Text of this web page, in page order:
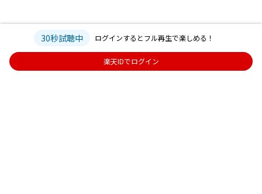
30秒試聴中 ログインするとフル再生で楽しめる！
楽天IDでログイン